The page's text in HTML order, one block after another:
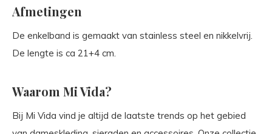
Afmetingen
De enkelband is gemaakt van stainless steel en nikkelvrij.
De lengte is ca 21+4 cm.
Waarom Mi Vida?
Bij Mi Vida vind je altijd de laatste trends op het gebied